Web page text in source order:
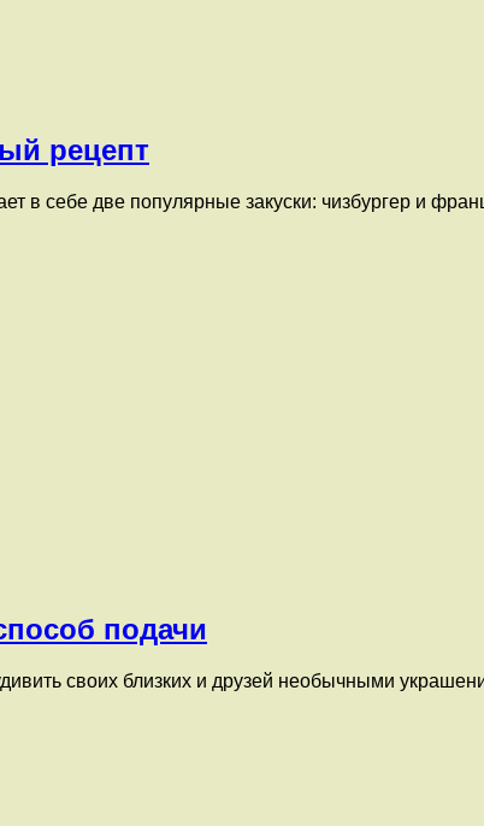
рецепт
в себе две популярные закуски: чизбургер и
подачи
своих близких и друзей необычными